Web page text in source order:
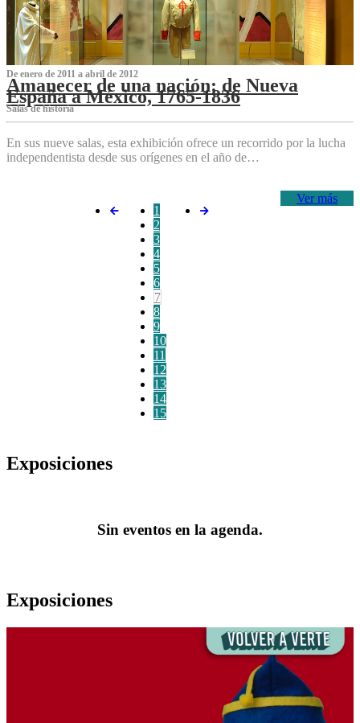
De enero de 2011 a abril de 2012
Amanecer de una nación: de Nueva
España a México, 1765-1836
Salas de historia
En sus nueve salas, esta exhibición ofrece un recorrido por la lucha
independentista desde sus orígenes en el año de…
Ver más
1
2
3
4
5
6
7
8
9
10
11
12
13
14
15
Exposiciones
Sin eventos en la agenda.
Exposiciones